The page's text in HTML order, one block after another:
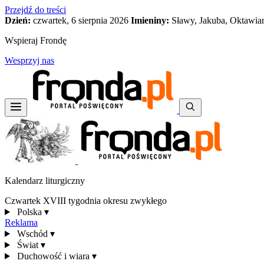
Przejdź do treści
Dzień: czwartek, 6 sierpnia 2026 Imieniny: Sławy, Jakuba,
Wspieraj Frondę
Wesprzyj nas
Kalendarz liturgiczny
Czwartek XVIII tygodnia okresu zwykłego
Polska ▾
Reklama
Wschód ▾
Świat ▾
Duchowość i wiara ▾